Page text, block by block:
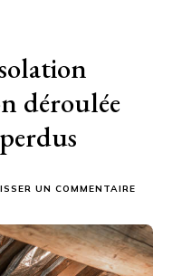
déroulée
UN COMMENTAIRE
ET